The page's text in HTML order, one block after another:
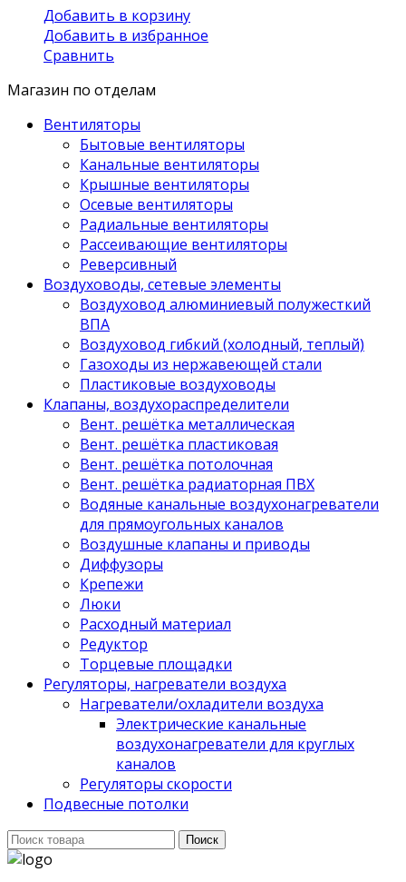
Добавить в корзину
Добавить в избранное
Сравнить
Магазин по отделам
Вентиляторы
Бытовые вентиляторы
Канальные вентиляторы
Крышные вентиляторы
Осевые вентиляторы
Радиальные вентиляторы
Рассеивающие вентиляторы
Реверсивный
Воздуховоды, сетевые элементы
Воздуховод алюминиевый полужесткий
ВПА
Воздуховод гибкий (холодный, теплый)
Газоходы из нержавеющей стали
Пластиковые воздуховоды
Клапаны, воздухораспределители
Вент. решётка металлическая
Вент. решётка пластиковая
Вент. решётка потолочная
Вент. решётка радиаторная ПВХ
Водяные канальные воздухонагреватели
для прямоугольных каналов
Воздушные клапаны и приводы
Диффузоры
Крепежи
Люки
Расходный материал
Редуктор
Торцевые площадки
Регуляторы, нагреватели воздуха
Нагреватели/охладители воздуха
Электрические канальные
воздухонагреватели для круглых
каналов
Регуляторы скорости
Подвесные потолки
Поиск
для:
Поиск